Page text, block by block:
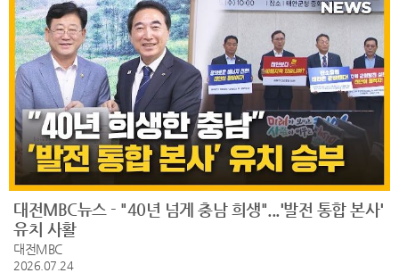
대전MBC뉴스 - "40년 넘게 충남 희생"...'발전 통합 본사'
유치 사활
대전MBC
2026.07.24